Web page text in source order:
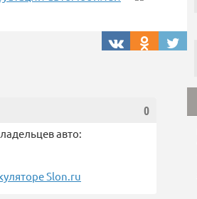
0
авто:
Slon.ru